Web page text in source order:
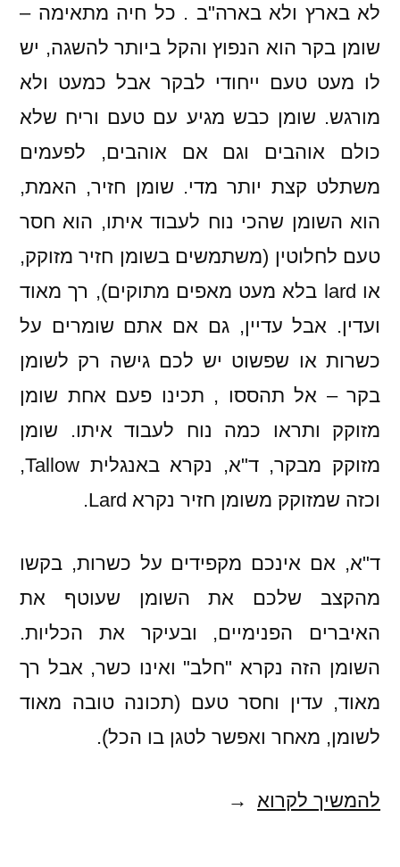
לא בארץ ולא בארה"ב . כל חיה מתאימה –
שומן בקר הוא הנפוץ והקל ביותר להשגה, יש
לו מעט טעם ייחודי לבקר אבל כמעט ולא
מורגש. שומן כבש מגיע עם טעם וריח שלא
כולם אוהבים וגם אם אוהבים, לפעמים
משתלט קצת יותר מדי. שומן חזיר, האמת,
הוא השומן שהכי נוח לעבוד איתו, הוא חסר
טעם לחלוטין (משתמשים בשומן חזיר מזוקק,
או lard בלא מעט מאפים מתוקים), רך מאוד
ועדין. אבל עדיין, גם אם אתם שומרים על
כשרות או שפשוט יש לכם גישה רק לשומן
בקר – אל תהססו , תכינו פעם אחת שומן
מזוקק ותראו כמה נוח לעבוד איתו. שומן
מזוקק מבקר, ד"א, נקרא באנגלית Tallow,
וכזה שמזוקק משומן חזיר נקרא Lard.
ד"א, אם אינכם מקפידים על כשרות, בקשו
מהקצב שלכם את השומן שעוטף את
האיברים הפנימיים, ובעיקר את הכליות.
השומן הזה נקרא "חלב" ואינו כשר, אבל רך
מאוד, עדין וחסר טעם (תכונה טובה מאוד
לשומן, מאחר ואפשר לטגן בו הכל).
להמשיך לקרוא בריאות